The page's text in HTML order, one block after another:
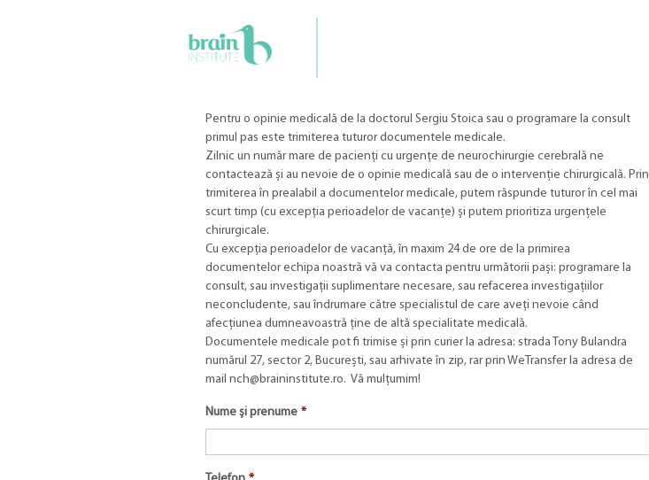
Pentru o opinie medicală de la doctorul Sergiu Stoica sau o programare la consult
primul pas este trimiterea tuturor documentele medicale.
Zilnic un număr mare de pacienți cu urgențe de neurochirurgie cerebrală ne
contactează și au nevoie de o opinie medicală sau de o intervenție chirurgicală. Prin
trimiterea în prealabil a documentelor medicale, putem răspunde tuturor în cel mai
scurt timp (cu excepția perioadelor de vacanțe) și putem prioritiza urgențele
chirurgicale.
Cu excepția perioadelor de vacanță, în maxim 24 de ore de la primirea
documentelor echipa noastră vă va contacta pentru următorii pași: programare la
consult, sau investigații suplimentare necesare, sau refacerea investigațiilor
neconcludente, sau îndrumare către specialistul de care aveți nevoie când
afecțiunea dumneavoastră ține de altă specialitate medicală.
Documentele medicale pot fi trimise și prin curier la adresa: strada Tony Bulandra
numărul 27, sector 2, București, sau arhivate în zip, rar prin WeTransfer la adresa de
mail nch@braininstitute.ro. Vă mulțumim!
Nume și prenume *